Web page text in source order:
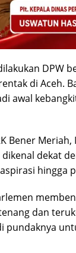
DPW
di Aceh.
awal
Bener Meriah,
dekat
hingga
dan
pundaknya